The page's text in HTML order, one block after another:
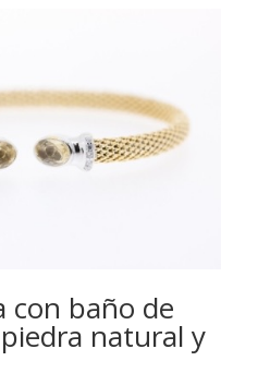
con baño de
natural y